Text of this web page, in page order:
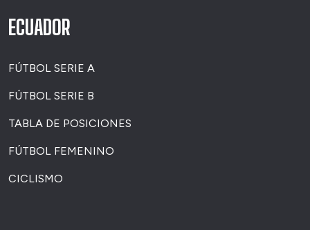
ECUADOR
FÚTBOL SERIE A
FÚTBOL SERIE B
TABLA DE POSICIONES
FÚTBOL FEMENINO
CICLISMO